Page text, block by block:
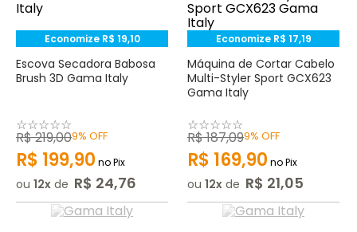
Economize R$ 19,10
Escova Secadora Babosa
Brush 3D Gama Italy
☆☆☆☆☆
R$219,009% OFF
R$ 199,90 no Pix
ou 12 de R$ 24,76
Economize R$ 17,19
Máquina de Cortar Cabelo
Multi-Styler Sport GCX623
Gama Italy
☆☆☆☆☆
R$187,099% OFF
R$ 169,90 no Pix
ou 12 de R$ 21,05